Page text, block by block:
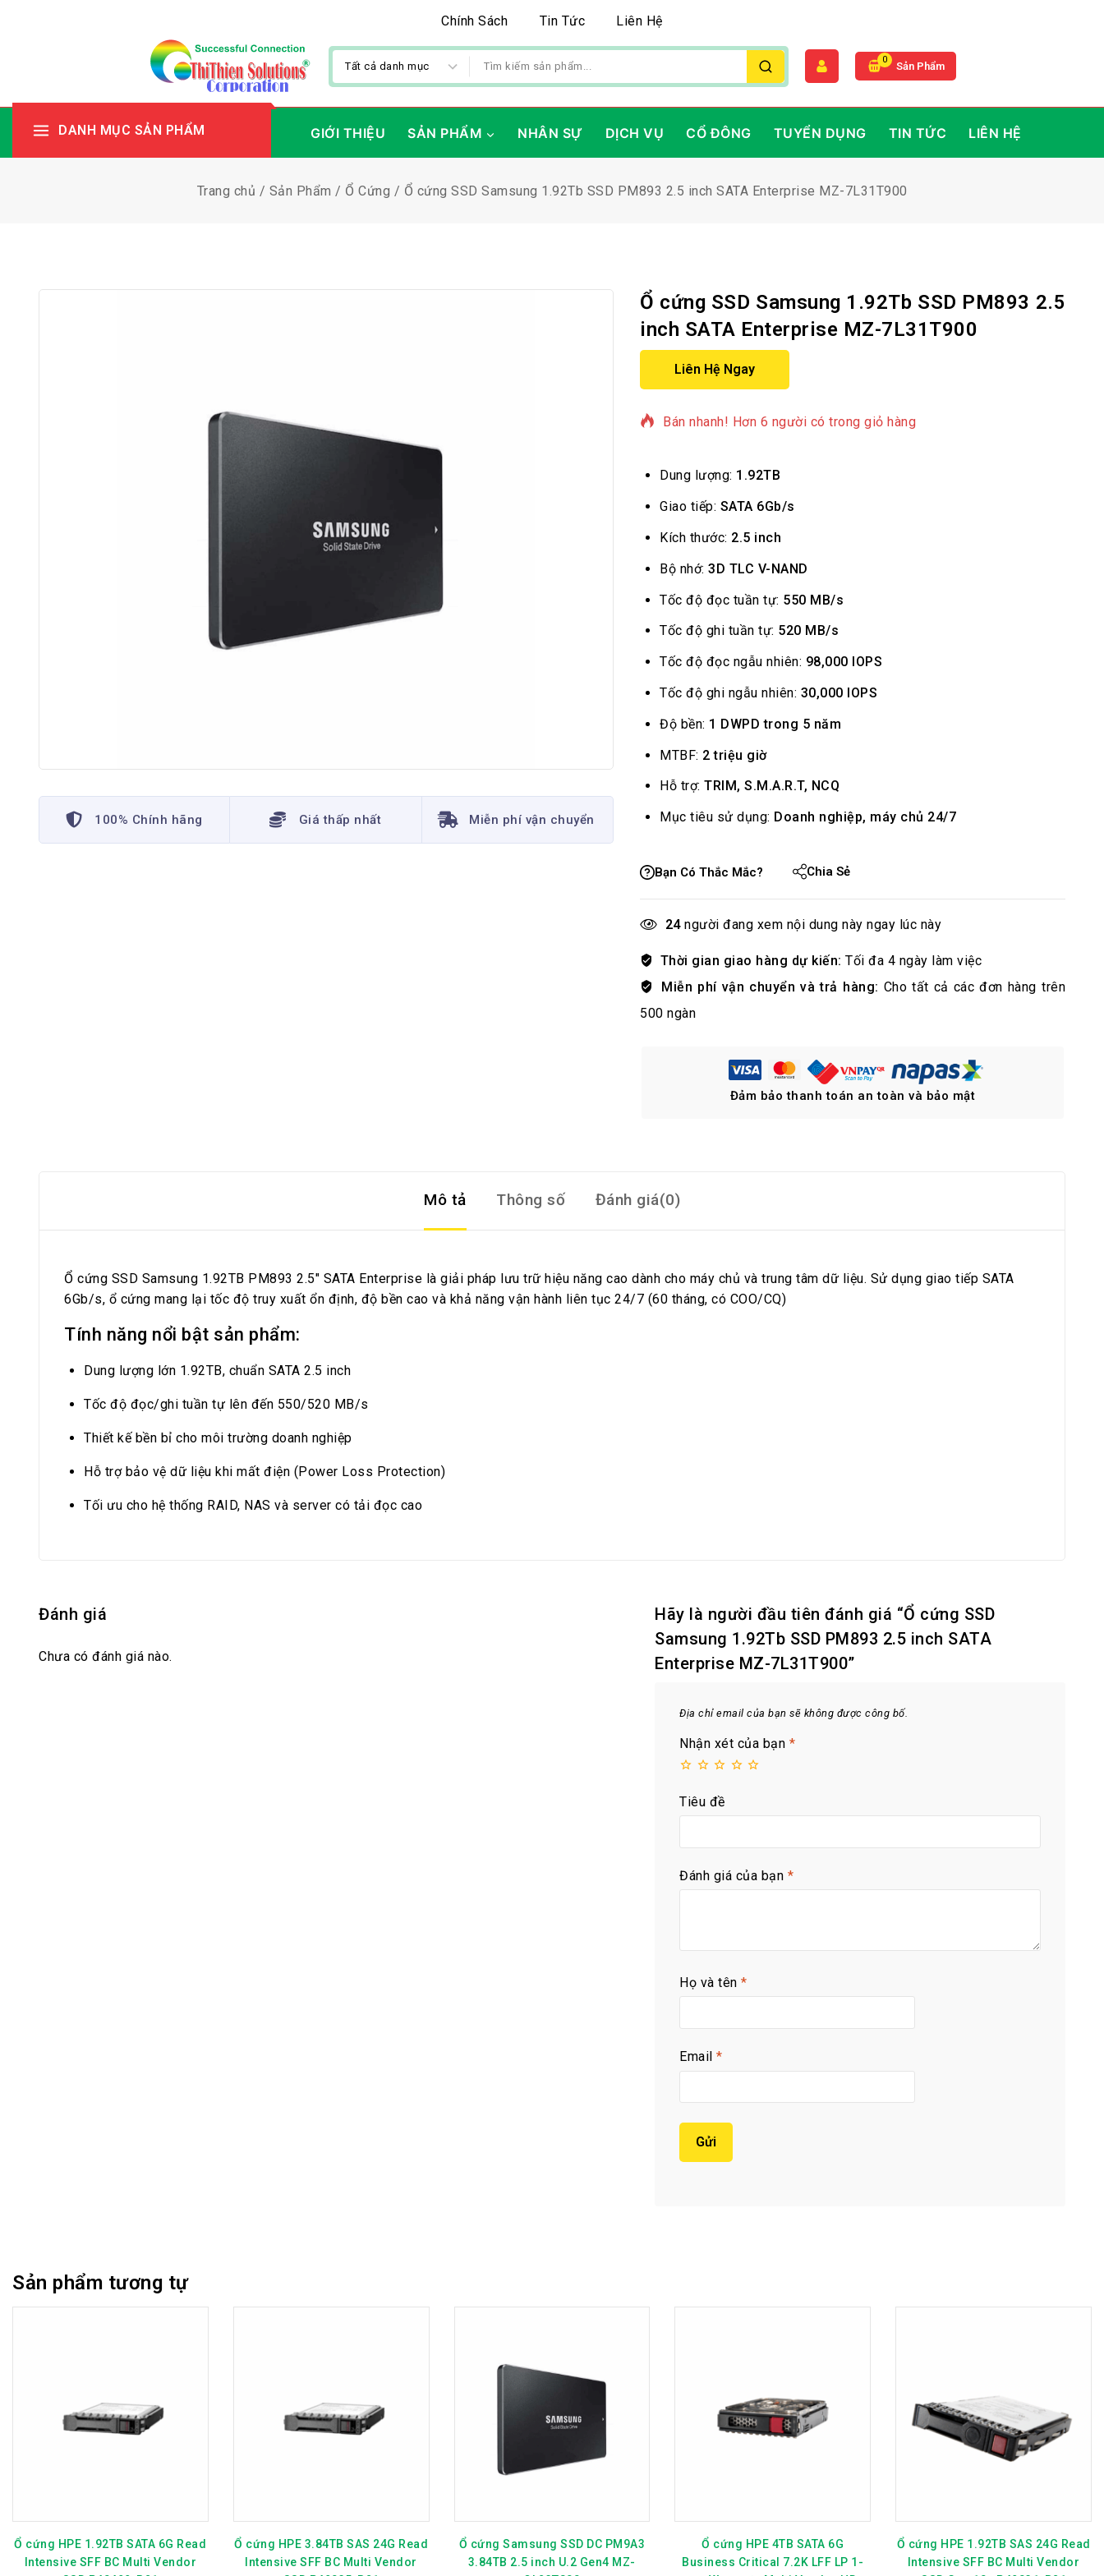
Chính Sách Tin Tức Liên Hệ
0
Sản Phẩm
DANH MỤC SẢN PHẨM GIỚI THIỆU SẢN PHẨM NHÂN SỰ DỊCH VỤ CỔ ĐÔNG TUYỂN DỤNG TIN TỨC LIÊN HỆ
Trang chủ / Sản Phẩm / Ổ Cứng / Ổ cứng SSD Samsung 1.92Tb SSD PM893 2.5 inch SATA Enterprise MZ-7L31T900
100% Chính hãng Giá thấp nhất Miễn phí vận chuyển
Ổ cứng SSD Samsung 1.92Tb SSD PM893 2.5
inch SATA Enterprise MZ-7L31T900
Liên Hệ Ngay
2 sản phẩm đã bán trong 2 giờ qua
Bán nhanh! Hơn 6 người có trong giỏ hàng
Dung lượng: 1.92TB
Giao tiếp: SATA 6Gb/s
Kích thước: 2.5 inch
Bộ nhớ: 3D TLC V-NAND
Tốc độ đọc tuần tự: 550 MB/s
Tốc độ ghi tuần tự: 520 MB/s
Tốc độ đọc ngẫu nhiên: 98,000 IOPS
Tốc độ ghi ngẫu nhiên: 30,000 IOPS
Độ bền: 1 DWPD trong 5 năm
MTBF: 2 triệu giờ
Hỗ trợ: TRIM, S.M.A.R.T, NCQ
Mục tiêu sử dụng: Doanh nghiệp, máy chủ 24/7
Bạn Có Thắc Mắc? Chia Sẻ
24người đang xem nội dung này ngay lúc này
Thời gian giao hàng dự kiến: Tối đa 4 ngày làm việc
Miễn phí vận chuyển và trả hàng: Cho tất cả các đơn hàng trên
500 ngàn
Đảm bảo thanh toán an toàn và bảo mật
Mô tả Thông số Đánh giá(0)
Ổ cứng SSD Samsung 1.92TB PM893 2.5″ SATA Enterprise là giải pháp lưu trữ hiệu năng cao dành cho máy chủ và trung tâm dữ liệu. Sử dụng giao tiếp SATA
6Gb/s, ổ cứng mang lại tốc độ truy xuất ổn định, độ bền cao và khả năng vận hành liên tục 24/7 (60 tháng, có COO/CQ)
Tính năng nổi bật sản phẩm:
Dung lượng lớn 1.92TB, chuẩn SATA 2.5 inch
Tốc độ đọc/ghi tuần tự lên đến 550/520 MB/s
Thiết kế bền bỉ cho môi trường doanh nghiệp
Hỗ trợ bảo vệ dữ liệu khi mất điện (Power Loss Protection)
Tối ưu cho hệ thống RAID, NAS và server có tải đọc cao
Đánh giá
Chưa có đánh giá nào.
Hãy là người đầu tiên đánh giá “Ổ cứng SSD
Samsung 1.92Tb SSD PM893 2.5 inch SATA
Enterprise MZ-7L31T900”
Địa chỉ email của bạn sẽ không được công bố.
Nhận xét của bạn *
Tiêu đề
Đánh giá của bạn *
Họ và tên *
Email *
Sản phẩm tương tự
Ổ cứng HPE 1.92TB SATA 6G Read
Intensive SFF BC Multi Vendor
Ổ cứng HPE 3.84TB SAS 24G Read
Intensive SFF BC Multi Vendor
Ổ cứng Samsung SSD DC PM9A3
3.84TB 2.5 inch U.2 Gen4 MZ-
Ổ cứng HPE 4TB SATA 6G
Business Critical 7.2K LFF LP 1-
Ổ cứng HPE 1.92TB SAS 24G Read
Intensive SFF BC Multi Vendor